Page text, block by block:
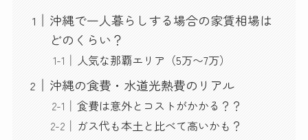
沖縄で一人暮らしする場合の家賃相場は
どのくらい？
人気な那覇エリア（5万〜7万）
沖縄の食費・水道光熱費のリアル
食費は意外とコストがかかる？？
ガス代も本土と比べて高いかも？